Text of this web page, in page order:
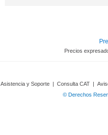
Precios
Asistencia y Soporte | Consulta CAT |
© Derechos